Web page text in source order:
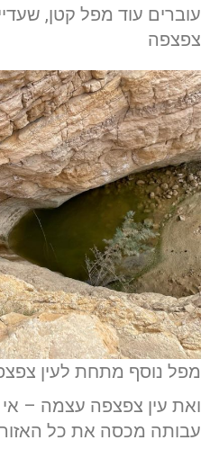
עוברים עוד מפל קטן,
צפצפה
מפל נוסף מתחת לעין
ואת עין צפצפה עצמה –
עבותה מכסה את כל